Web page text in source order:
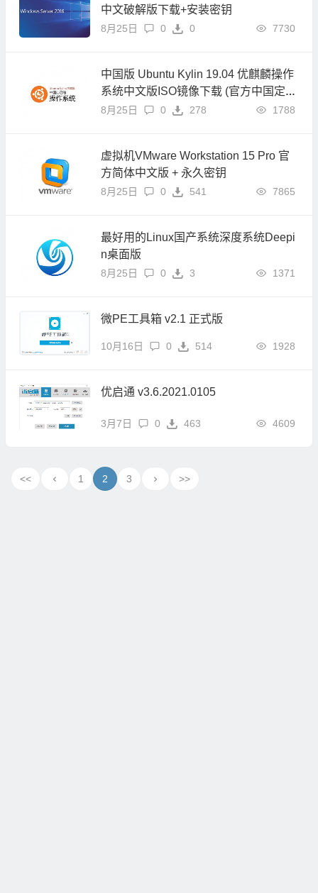
中文破解版下载+安装密钥
8月25日 7730
0 0
中国版 Ubuntu Kylin 19.04 优麒麟操作
系统中文版ISO镜像下载 (官方中国定制
版)
8月25日 1788
0 278
虚拟机VMware Workstation 15 Pro 官
方简体中文版 + 永久密钥
8月25日 7865
0 541
最好用的Linux国产系统深度系统Deepi
n桌面版
8月25日 1371
0 3
微PE工具箱 v2.1 正式版
10月16日 1928
0 514
优启通 v3.6.2021.0105
3月7日 4609
0 463
<< 1 2 3 >>